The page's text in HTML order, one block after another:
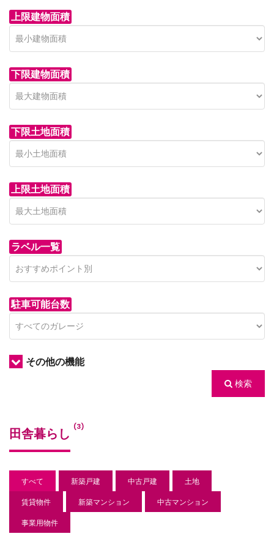
上限建物面積
下限建物面積
下限土地面積
上限土地面積
ラベル一覧
駐車可能台数
その他の機能
検索
田舎暮らし (3)
すべて 新築戸建 中古戸建
土地
賃貸物件
新築マンション
中古マンション
事業用物件
青木新築分譲住宅
on call
Price on call
セン
850
top-